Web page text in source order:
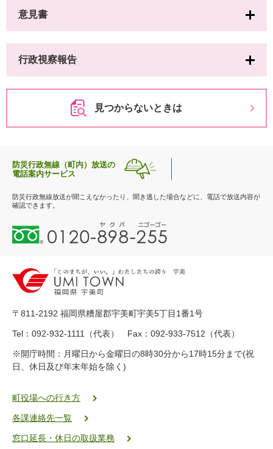
意見書
行政視察報告
見つからないときは
防災行政無線（町内）放送の
電話案内サービス
防災行政無線放送が聞こえなかったり、聞き逃した場合などに、電話で放送内容が
確認できます。
0
1
-
8
-
5
5
ク
二
ゴ
〒811-2192 福岡県糟屋郡宇美町宇美5丁目1番1号
Tel：092-932-1111（代表） Fax：092-933-7512（代表）
※開庁時間：月曜日から金曜日の8時30分から17時15分まで(祝
日、休日及び年末年始を除く)
町役場への行き方
各課連絡先一覧
窓口延長・休日の取扱業務